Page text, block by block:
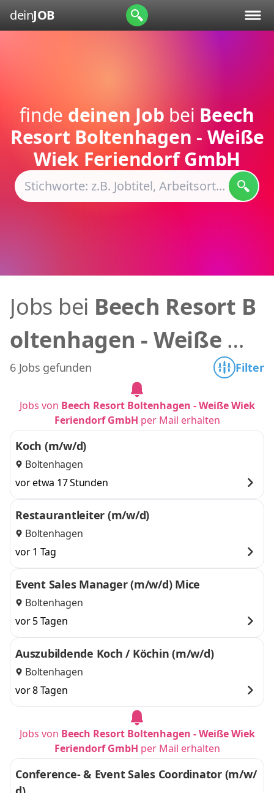
deinJOB
finde deinen Job bei Beech
Resort Boltenhagen - Weiße
Wiek Feriendorf GmbH
Jobs bei Beech Resort B
oltenhagen - Weiße Wi
ek Feriendorf GmbH
6 Jobs gefunden Filter
Jobs von Beech Resort Boltenhagen - Weiße Wiek
Feriendorf GmbH per Mail erhalten
Koch (m/w/d)
Boltenhagen
vor etwa 17 Stunden
Restaurantleiter (m/w/d)
Boltenhagen
vor 1 Tag
Event Sales Manager (m/w/d) Mice
Boltenhagen
vor 5 Tagen
Auszubildende Koch / Köchin (m/w/d)
Boltenhagen
vor 8 Tagen
Jobs von Beech Resort Boltenhagen - Weiße Wiek
Feriendorf GmbH per Mail erhalten
Conference- & Event Sales Coordinator (m/w/